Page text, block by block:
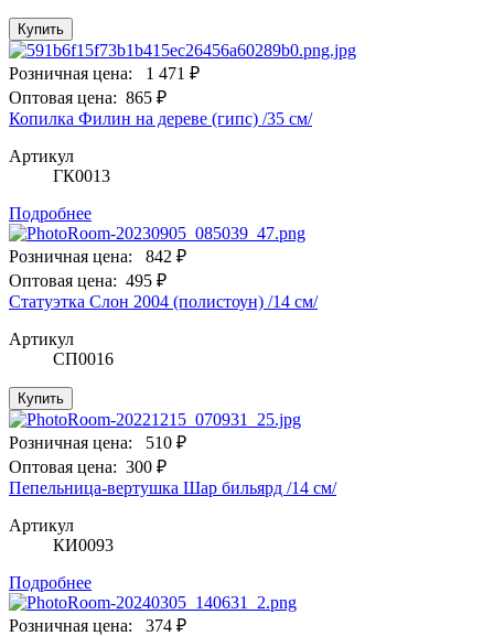
Купить
Розничная цена:
1 471 ₽
Оптовая цена: 865 ₽
Копилка Филин на дереве (гипс) /35 см/
Артикул
ГК0013
Подробнее
Розничная цена:
842 ₽
Оптовая цена: 495 ₽
Статуэтка Слон 2004 (полистоун) /14 см/
Артикул
СП0016
Купить
Розничная цена:
510 ₽
Оптовая цена: 300 ₽
Пепельница-вертушка Шар бильярд /14 см/
Артикул
КИ0093
Подробнее
Розничная цена:
374 ₽